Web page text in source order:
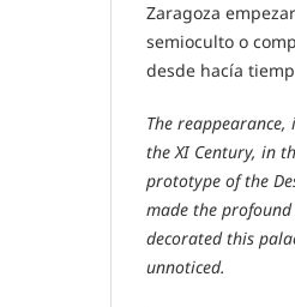
Zaragoza
semioculto o
desde hacía
The
the XI Century, in
prototype of the
made the
decorated this
unnoticed.